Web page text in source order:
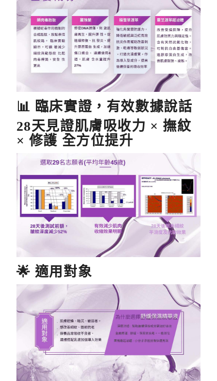
📊 臨床實證，有效數據說話
28天見證肌膚吸收力 × 撫紋
× 修護 全方位提升
🌟 適用對象